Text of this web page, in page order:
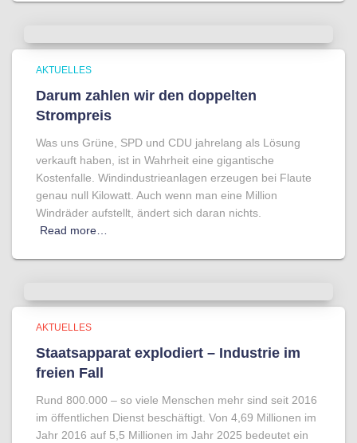
AKTUELLES
Darum zahlen wir den doppelten
Strompreis
Was uns Grüne, SPD und CDU jahrelang als Lösung
verkauft haben, ist in Wahrheit eine gigantische
Kostenfalle. Windindustrieanlagen erzeugen bei Flaute
genau null Kilowatt. Auch wenn man eine Million
Windräder aufstellt, ändert sich daran nichts.
Read more…
AKTUELLES
Staatsapparat explodiert – Industrie im
freien Fall
Rund 800.000 – so viele Menschen mehr sind seit 2016
im öffentlichen Dienst beschäftigt. Von 4,69 Millionen im
Jahr 2016 auf 5,5 Millionen im Jahr 2025 bedeutet ein